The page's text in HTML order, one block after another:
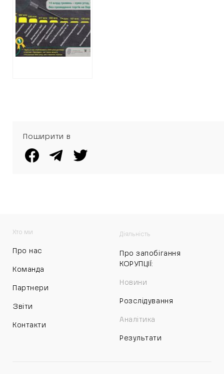
закупівель
у Харківській
області
Поширити в
Хто ми
Про нас
Команда
Партнери
Звіти
Контакти
Діяльність
Про запобігання
КОРУПЦІЇ:
Новини
Розслідування
Аналітика
Результати